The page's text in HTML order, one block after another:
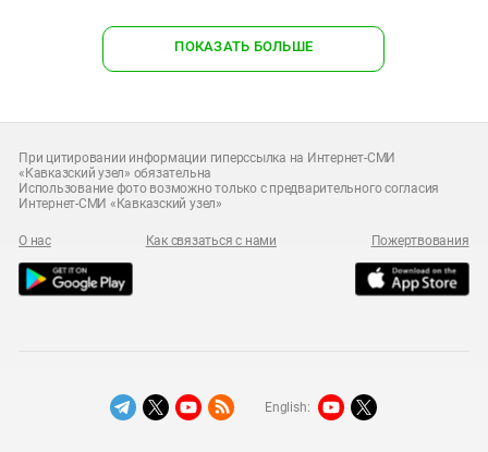
ПОКАЗАТЬ БОЛЬШЕ
При цитировании информации гиперссылка на Интернет-СМИ
«Кавказский узел» обязательна
Использование фото возможно только с предварительного согласия
Интернет-СМИ «Кавказский узел»
О нас Как связаться с нами Пожертвования
English: